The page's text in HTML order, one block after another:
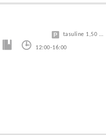
12:00-16:00
tasuline 1,50 eur/h